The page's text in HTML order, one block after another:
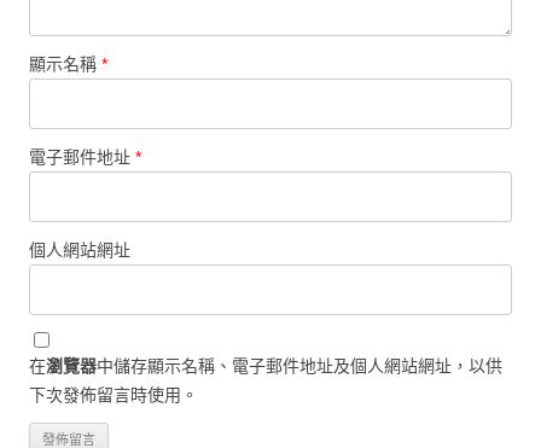
顯示名稱 *
電子郵件地址 *
個人網站網址
在瀏覽器中儲存顯示名稱、電子郵件地址及個人網站網址，以供
下次發佈留言時使用。